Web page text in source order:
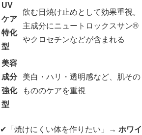
UV
ケア
特化
型
飲む日焼け止めとして効果重視。
主成分にニュートロックスサン®
やクロセチンなどが含まれる
美容
成分
強化
型
美白・ハリ・透明感など、肌その
もののケアを重視
✔「焼けにくい体を作りたい」→ ホワ